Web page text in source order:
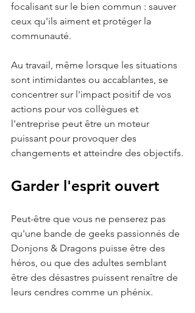
focalisant sur le bien commun : sauver
ceux qu'ils aiment et protéger la
communauté.
Au travail, même lorsque les situations
sont intimidantes ou accablantes, se
concentrer sur l'impact positif de vos
actions pour vos collègues et
l'entreprise peut être un moteur
puissant pour provoquer des
changements et atteindre des objectifs.
Garder l'esprit ouvert
Peut-être que vous ne penserez pas
qu'une bande de geeks passionnés de
Donjons & Dragons puisse être des
héros, ou que des adultes semblant
être des désastres puissent renaître de
leurs cendres comme un phénix.